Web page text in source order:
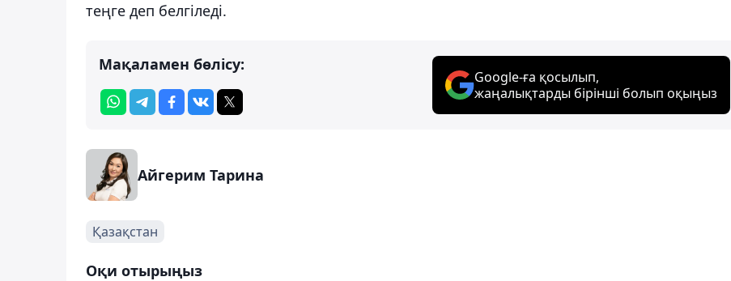
теңге деп белгіледі.
Мақаламен бөлісу:
Google-ға қосылып,
жаңалықтарды бірінші болып оқыңыз
Айгерим Тарина
Қазақстан
Оқи отырыңыз